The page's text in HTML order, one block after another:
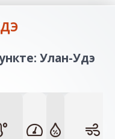
Улан-Удэ